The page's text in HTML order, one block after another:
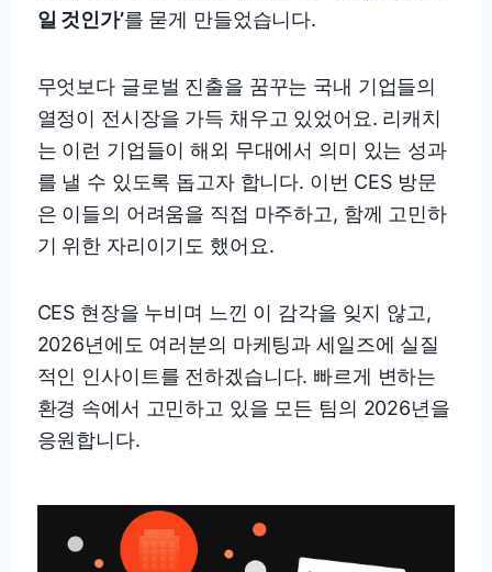
일 것인가’를 묻게 만들었습니다.
무엇보다 글로벌 진출을 꿈꾸는 국내 기업들의
열정이 전시장을 가득 채우고 있었어요. 리캐치
는 이런 기업들이 해외 무대에서 의미 있는 성과
를 낼 수 있도록 돕고자 합니다. 이번 CES 방문
은 이들의 어려움을 직접 마주하고, 함께 고민하
기 위한 자리이기도 했어요.
CES 현장을 누비며 느낀 이 감각을 잊지 않고,
2026년에도 여러분의 마케팅과 세일즈에 실질
적인 인사이트를 전하겠습니다. 빠르게 변하는
환경 속에서 고민하고 있을 모든 팀의 2026년을
응원합니다.